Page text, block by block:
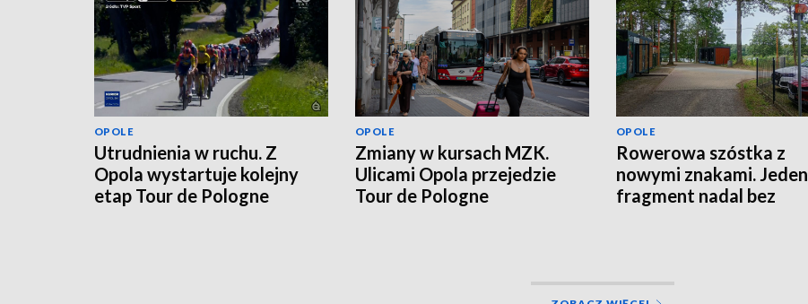
OPOLE
Utrudnienia w ruchu. Z
Opola wystartuje kolejny
etap Tour de Pologne
OPOLE
Zmiany w kursach MZK.
Ulicami Opola przejedzie
Tour de Pologne
OPOLE
Rowerowa szóstka z
nowymi znakami. Jeden
fragment nadal bez